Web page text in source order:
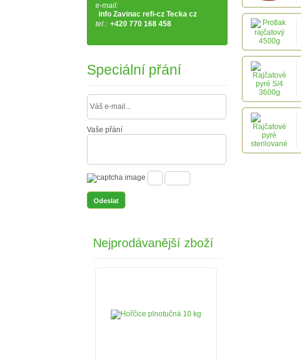
e-mail:
info Zavinac refi-cz Tecka cz
tel.: +420 770 168 458
Speciální přání
Vaše přání
Nejprodávanější zboží